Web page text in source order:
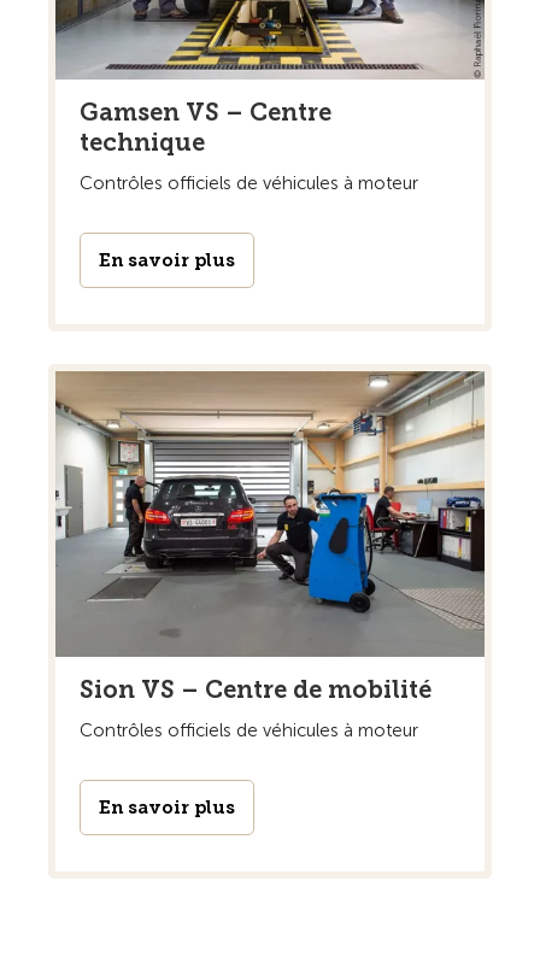
Gamsen VS – Centre
technique
Contrôles officiels de véhicules à moteur
En savoir plus
Sion VS – Centre de mobilité
Contrôles officiels de véhicules à moteur
En savoir plus